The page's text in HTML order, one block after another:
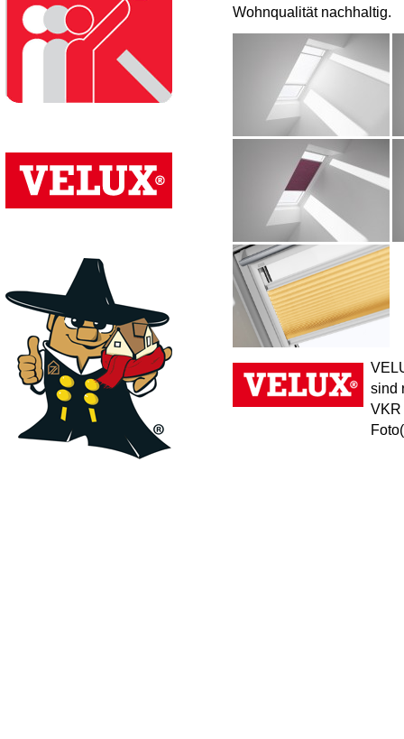
Wohnqualität nachhaltig.
sind
VKR